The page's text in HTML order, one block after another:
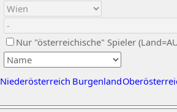
Nur "österreichische" Spieler
Niederösterreich Burgenland